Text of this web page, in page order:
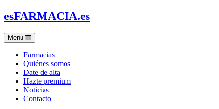
esFARMACIA.es
Menu
Farmacias
Quiénes somos
Date de alta
Hazte premium
Noticias
Contacto